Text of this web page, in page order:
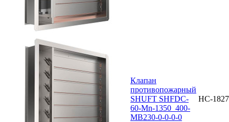
Клапан
противопожарный
SHUFT SHFDC-
60-Mn-1350_400-
MB230-0-0-0-0
НС-